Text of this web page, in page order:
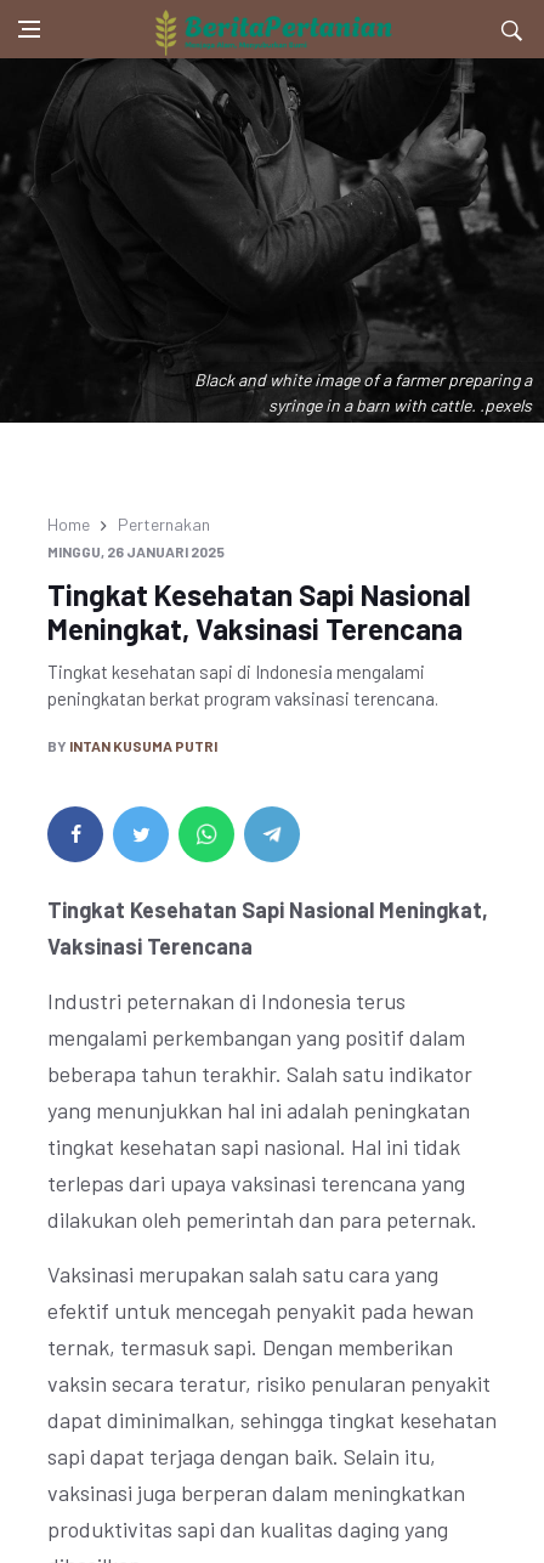
Black and white image of a farmer preparing a
syringe in a barn with cattle. .pexels
Home Perternakan
MINGGU, 26 JANUARI 2025
Tingkat Kesehatan Sapi Nasional
Meningkat, Vaksinasi Terencana
Tingkat kesehatan sapi di Indonesia mengalami
peningkatan berkat program vaksinasi terencana.
BY INTAN KUSUMA PUTRI
Tingkat Kesehatan Sapi Nasional Meningkat,
Vaksinasi Terencana
Industri peternakan di Indonesia terus
mengalami perkembangan yang positif dalam
beberapa tahun terakhir. Salah satu indikator
yang menunjukkan hal ini adalah peningkatan
tingkat kesehatan sapi nasional. Hal ini tidak
terlepas dari upaya vaksinasi terencana yang
dilakukan oleh pemerintah dan para peternak.
Vaksinasi merupakan salah satu cara yang
efektif untuk mencegah penyakit pada hewan
ternak, termasuk sapi. Dengan memberikan
vaksin secara teratur, risiko penularan penyakit
dapat diminimalkan, sehingga tingkat kesehatan
sapi dapat terjaga dengan baik. Selain itu,
vaksinasi juga berperan dalam meningkatkan
produktivitas sapi dan kualitas daging yang